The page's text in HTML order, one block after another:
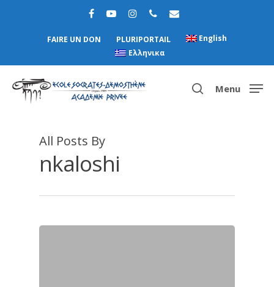
FAIRE UN DON PLURIPORTAIL
English
Ελληνικα
Hit enter to search or ESC to close
Menu
All Posts By
nkaloshi